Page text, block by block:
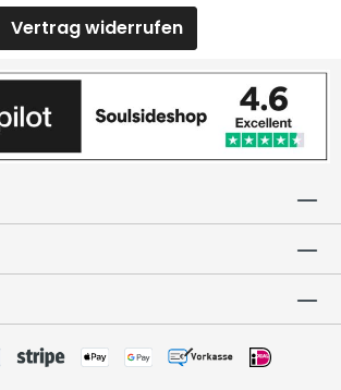
Vertrag widerrufen